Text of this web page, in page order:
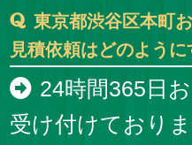
東京都渋谷区本町
見積依頼はどのよう
24時間365日
受け付けており